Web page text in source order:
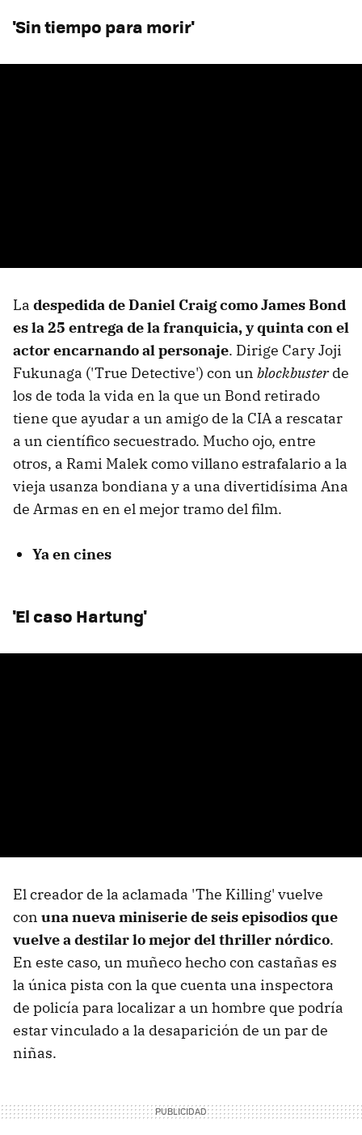
'Sin tiempo para morir'
La despedida de Daniel Craig como James Bond
es la 25 entrega de la franquicia, y quinta con el
actor encarnando al personaje. Dirige Cary Joji
Fukunaga ('True Detective') con un blockbusterde
los de toda la vida en la que un Bond retirado
tiene que ayudar a un amigo de la CIA a rescatar
a un científico secuestrado. Mucho ojo, entre
otros, a Rami Malek como villano estrafalario a la
vieja usanza bondiana y a una divertidísima Ana
de Armas en en el mejor tramo del film.
Ya en cines
'El caso Hartung'
El creador de la aclamada 'The Killing' vuelve
con una nueva miniserie de seis episodios que
vuelve a destilar lo mejor del thriller nórdico.
En este caso, un muñeco hecho con castañas es
la única pista con la que cuenta una inspectora
de policía para localizar a un hombre que podría
estar vinculado a la desaparición de un par de
niñas.